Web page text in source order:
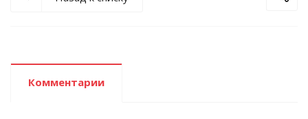
Комментарии